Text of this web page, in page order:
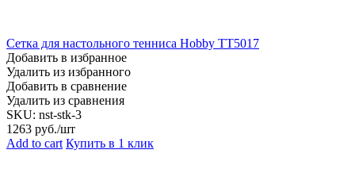
Сетка для настольного тенниса Hobby TT5017
Добавить в избранное
Удалить из избранного
Добавить в сравнение
Удалить из сравнения
SKU: nst-stk-3
1263 руб./шт
Add to cart Купить в 1 клик